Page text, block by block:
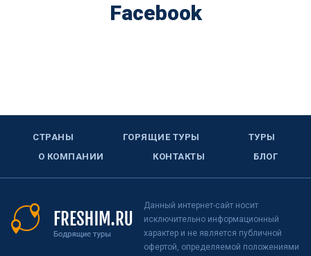
Facebook
СТРАНЫ ГОРЯЩИЕ ТУРЫ
ТУРЫ
О КОМПАНИИ
КОНТАКТЫ БЛОГ
Данный интернет-сайт носит
исключительно информационный
характер и не является публичной
офертой, определяемой положениями